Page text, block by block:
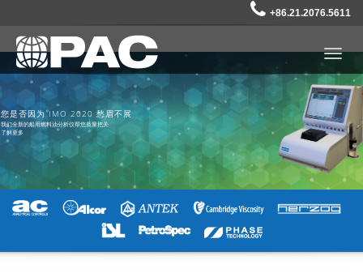
+86.21.2076.5611
您是否因为 IMO 2020 愁眉不展
我们全新的船用燃料油分析仪帮您质量把关
了解更多